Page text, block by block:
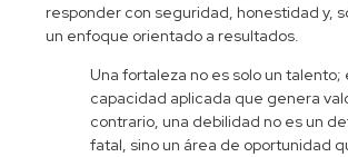
responder con seguridad, honestidad y,
un enfoque orientado a resultados.
Una fortaleza no es solo un talento;
capacidad aplicada que genera
contrario, una debilidad no es un
fatal, sino un área de oportunidad